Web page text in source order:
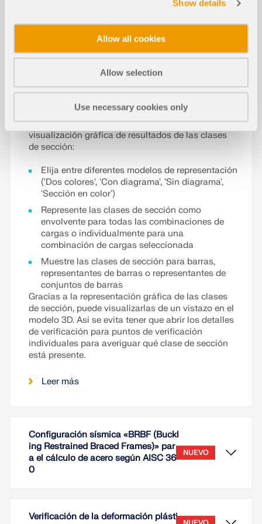
Show details
Allow all cookies
Allow selection
Use necessary cookies only
Esta característica está disponible para todas las
La clasificación de secciones se realiza en el
contexto del cálculo de acero o aluminio en cada
longitud de la barra. Además, la clase de sección
depende de los esfuerzos internos actuantes.
Gracias a las diferentes opciones de visualización,
puede controlar de forma personalizada la
visualización gráfica de resultados de las clases
de sección:
Elija entre diferentes modelos de representación
('Dos colores', 'Con diagrama', 'Sin diagrama',
'Sección en color')
Represente las clases de sección como
envolvente para todas las combinaciones de
cargas o individualmente para una
combinación de cargas seleccionada
Muestre las clases de sección para barras,
representantes de barras o representantes de
conjuntos de barras
Gracias a la representación gráfica de las clases
de sección, puede visualizarlas de un vistazo en el
modelo 3D. Así se evita tener que abrir los detalles
de verificación para puntos de verificación
individuales para averiguar qué clase de sección
está presente.
Leer más
Configuración sísmica «BRBF (Buckl
ing Restrained Braced Frames)» par
a el cálculo de acero según AISC 36
0
NUEVO
Verificación de la deformación plásti